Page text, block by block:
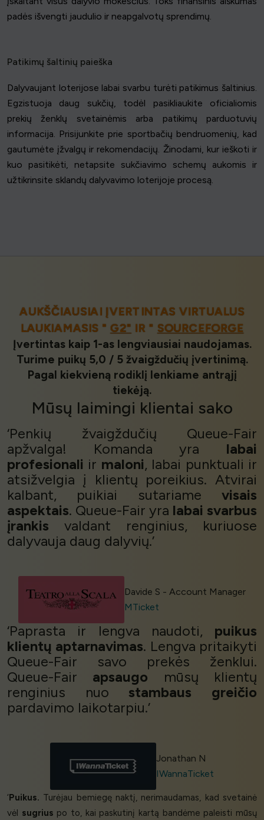
padės išvengti jaudulio ir neapgalvotų sprendimų.
Patikimų šaltinių paieška
Dalyvaujant loterijose labai svarbu turėti patikimus šaltinius.
Egzistuoja daug sukčių, todėl pasikliaukite oficialiomis
prekių ženklų svetainėmis arba patikimų parduotuvių
informacija. Prisijunkite prie sportbačių bendruomenių, kad
gautumėte įžvalgų ir rekomendacijų. Žinodami, kur ieškoti ir
kuo pasitikėti, netapsite sukčiavimo schemų aukomis ir
užtikrinsite sklandų dalyvavimo loterijoje procesą.
AUKŠČIAUSIAI ĮVERTINTAS VIRTUALUS
LAUKIAMASIS "G2" IR " SOURCEFORGE
Įvertintas kaip 1-as lengviausiai naudojamas.
Turime puikų 5,0 / 5 žvaigždučių įvertinimą.
Pagal kiekvieną rodiklį lenkiame antrąjį
tiekėją.
Mūsų laimingi klientai sako
‘Penkių žvaigždučių Queue-Fair
apžvalga! Komanda yra labai
profesionali ir maloni, labai punktuali ir
atsižvelgia į klientų poreikius. Atvirai
kalbant, puikiai sutariame visais
aspektais. Queue-Fair yra labai svarbus
įrankis valdant renginius, kuriuose
dalyvauja daug dalyvių.’
Davide S - Account Manager
MTicket
‘Paprasta ir lengva naudoti, puikus
klientų aptarnavimas. Lengva pritaikyti
Queue-Fair savo prekės ženklui.
Queue-Fair apsaugo mūsų klientų
renginius nuostambaus greičio
pardavimo laikotarpiu.’
Jonathan N
IWannaTicket
‘ Puikus. Turėjau bemiegę naktį, nerimaudamas, kad svetainė
vėl sugrius po to, kai paskutinį kartą bandėme paleisti mūsų